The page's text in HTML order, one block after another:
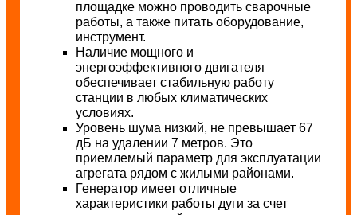
площадке можно проводить сварочные
работы, а также питать оборудование,
инструмент.
Наличие мощного и
энергоэффективного двигателя
обеспечивает стабильную работу
станции в любых климатических
условиях.
Уровень шума низкий, не превышает 67
дБ на удалении 7 метров. Это
приемлемый параметр для эксплуатации
агрегата рядом с жилыми районами.
Генератор имеет отличные
характеристики работы дуги за счет